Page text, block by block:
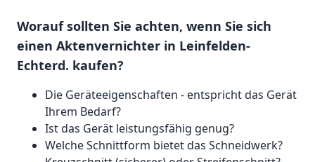
Worauf sollten Sie achten, wenn Sie sich
einen Aktenvernichter in Leinfelden-
Echterd. kaufen?
Die Geräteeigenschaften - entspricht das Gerät
Ihrem Bedarf?
Ist das Gerät leistungsfähig genug?
Welche Schnittform bietet das Schneidwerk?